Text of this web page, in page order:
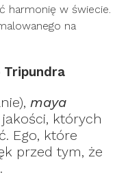
harmonię w świecie.
na
Tripundra
maya
których
Ego, które
przed tym, że